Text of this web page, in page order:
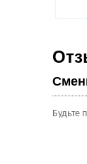
Будьте